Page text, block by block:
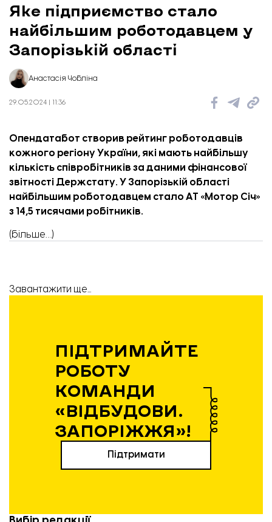
Яке підприємство стало
найбільшим роботодавцем у
Запорізькій області
Анастасія Чобліна
29.05.2024 | 11:36
Опендатабот створив рейтинг роботодавців
кожного регіону України, які мають найбільшу
кількість співробітників за даними фінансової
звітності Держстату. У Запорізькій області
найбільшим роботодавцем стало АТ «Мотор Січ»
з 14,5 тисячами робітників.
(більше…)
Завантажити ще...
ПІДТРИМАЙТЕ
РОБОТУ
КОМАНДИ
«ВІДБУДОВИ.
ЗАПОРІЖЖЯ»!
Підтримати